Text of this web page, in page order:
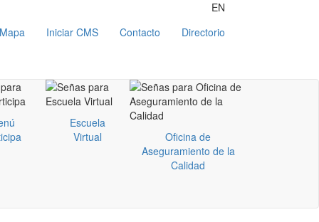
EN
Mapa Iniciar CMS Contacto Directorio
Escuela
Virtual
Oficina de
Aseguramiento de la
Calidad